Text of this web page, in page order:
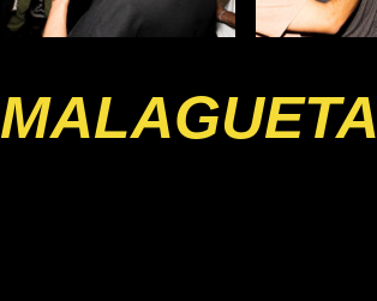
MALAGUETA